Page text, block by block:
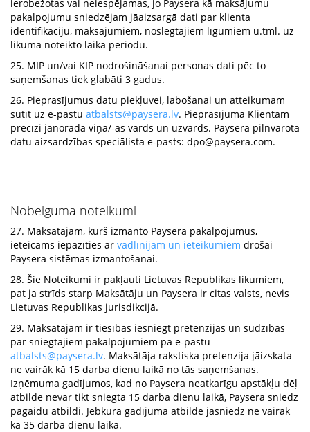
ierobežotas vai neiespējamas, jo Paysera kā maksājumu
pakalpojumu sniedzējam jāaizsargā dati par klienta
identifikāciju, maksājumiem, noslēgtajiem līgumiem u.tml. uz
likumā noteikto laika periodu.
25. MIP un/vai KIP nodrošināšanai personas dati pēc to
saņemšanas tiek glabāti 3 gadus.
26. Pieprasījumus datu piekļuvei, labošanai un atteikumam
sūtīt uz e-pastu atbalsts@paysera.lv. Pieprasījumā Klientam
precīzi jānorāda viņa/-as vārds un uzvārds. Paysera pilnvarotā
datu aizsardzības speciālista e-pasts: dpo@paysera.com.
Nobeiguma noteikumi
27. Maksātājam, kurš izmanto Paysera pakalpojumus,
ieteicams iepazīties ar vadlīnijām un ieteikumiem drošai
Paysera sistēmas izmantošanai.
28. Šie Noteikumi ir pakļauti Lietuvas Republikas likumiem,
pat ja strīds starp Maksātāju un Paysera ir citas valsts, nevis
Lietuvas Republikas jurisdikcijā.
29. Maksātājam ir tiesības iesniegt pretenzijas un sūdzības
par sniegtajiem pakalpojumiem pa e-pastu
atbalsts@paysera.lv. Maksātāja rakstiska pretenzija jāizskata
ne vairāk kā 15 darba dienu laikā no tās saņemšanas.
Izņēmuma gadījumos, kad no Paysera neatkarīgu apstākļu dēļ
atbilde nevar tikt sniegta 15 darba dienu laikā, Paysera sniedz
pagaidu atbildi. Jebkurā gadījumā atbilde jāsniedz ne vairāk
kā 35 darba dienu laikā.